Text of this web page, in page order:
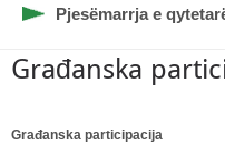
Pjesëmarrja e
Građanska
Građanska participacija